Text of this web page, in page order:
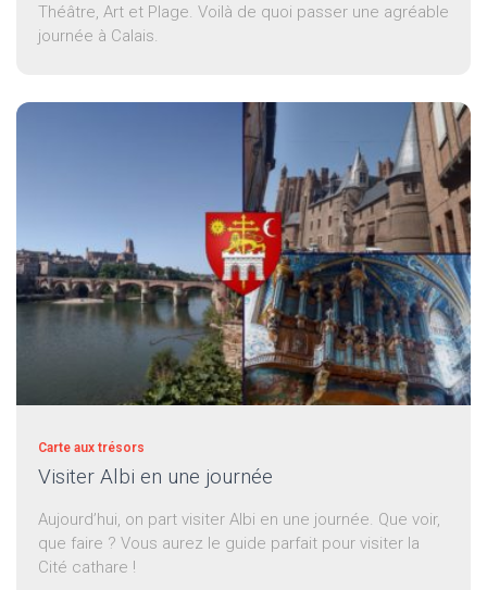
Théâtre, Art et Plage. Voilà de quoi passer une agréable
journée à Calais.
Carte aux trésors
Visiter Albi en une journée
Aujourd’hui, on part visiter Albi en une journée. Que voir,
que faire ? Vous aurez le guide parfait pour visiter la
Cité cathare !